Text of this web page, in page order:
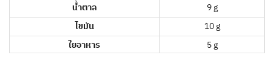
น้ำตาล
9 g
ไขมัน
10 g
ใยอาหาร
5 g